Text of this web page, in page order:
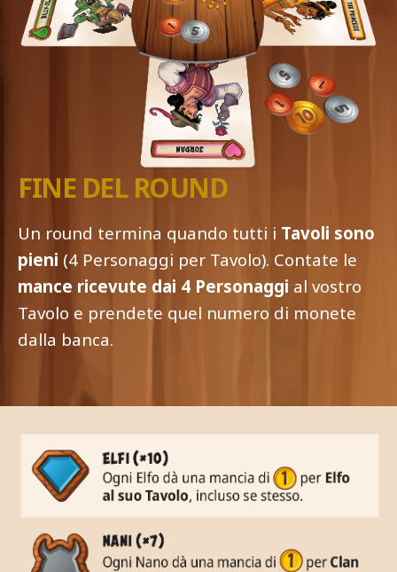
FINE DEL ROUND
Un round termina quando tutti i Tavoli sono
pieni (4 Personaggi per Tavolo). Contate le
mance ricevute dai 4 Personaggi al vostro
Tavolo e prendete quel numero di monete
dalla banca.